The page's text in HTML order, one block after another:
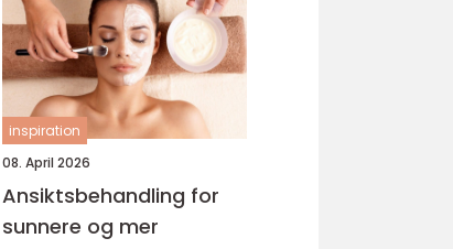
inspiration
08. April 2026
Ansiktsbehandling for
sunnere og mer